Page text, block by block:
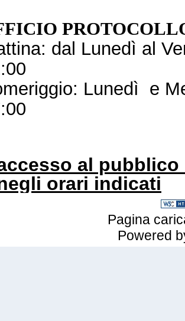
dal Lunedì al
Lunedì e
al
orari indicati
Pagina
Powered